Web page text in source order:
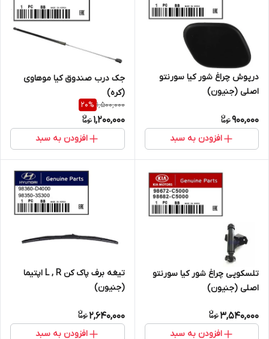
درپوش چراغ شور کیا سورنتو
اصلی (جنیون)
900,000
افزودن به سبد
جک درب صندوق کیا موهاوی
(کره)
1,500,000
20%
1,200,000
افزودن به سبد
تلسکوپی چراغ شور کیا سورنتو
اصلی (جنیون)
3,540,000
افزودن به سبد
تیغه برف پاک کن L , R اپتیما
(جنیون)
2,640,000
افزودن به سبد